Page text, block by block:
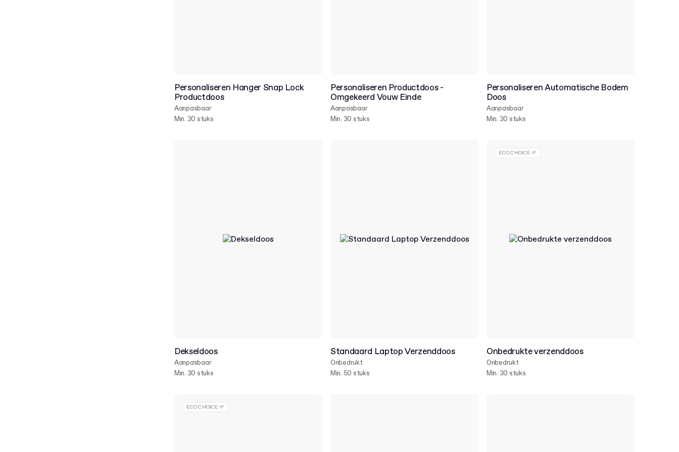
Personaliseren Hanger Snap Lock
Productdoos
Aanpasbaar
Min. 30 stuks
Personaliseren Productdoos -
Omgekeerd Vouw Einde
Aanpasbaar
Min. 30 stuks
Personaliseren Automatische Bodem
Doos
Aanpasbaar
Min. 30 stuks
Dekseldoos
Aanpasbaar
Min. 30 stuks
Standaard Laptop Verzenddoos
Onbedrukt
Min. 50 stuks
Onbedrukte verzenddoos
Onbedrukt
Min. 30 stuks
ECO CHOICE 🌱
ECO CHOICE 🌱